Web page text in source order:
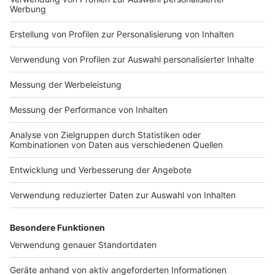
gefährlicher
Impressum
Nutzungsbedingungen
Jobs
Presse
Werben
Archiv
ANTENNE BAYERN GROUP
Kontakt
Studio-Hotline
Verkehrs-Hotline
Newsletter